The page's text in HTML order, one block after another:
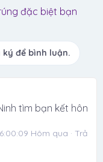
đặc biệt bạn
để bình luận.
tìm bạn kết hôn
Hôm qua
Trả